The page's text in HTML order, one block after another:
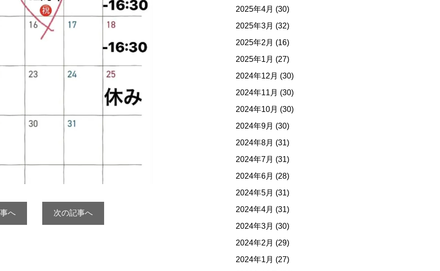
へ 次の記事へ
2025年4月 (30)
2025年3月 (32)
2025年2月 (16)
2025年1月 (27)
2024年12月 (30)
2024年11月 (30)
2024年10月 (30)
2024年9月 (30)
2024年8月 (31)
2024年7月 (31)
2024年6月 (28)
2024年5月 (31)
2024年4月 (31)
2024年3月 (30)
2024年2月 (29)
2024年1月 (27)